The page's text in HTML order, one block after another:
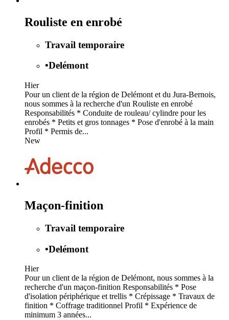
Rouliste en enrobé
Travail temporaire
•Delémont
Hier
Pour un client de la région de Delémont et du Jura-Bernois,
nous sommes à la recherche d'un Rouliste en enrobé
Responsabilités * Conduite de rouleau/ cylindre pour les
enrobés * Petits et gros tonnages * Pose d'enrobé à la main
Profil * Permis de...
New
Maçon-finition
Travail temporaire
•Delémont
Hier
Pour un client de la région de Delémont, nous sommes à la
recherche d'un maçon-finition Responsabilités * Pose
d'isolation périphérique et trellis * Crépissage * Travaux de
finition * Coffrage traditionnel Profil * Expérience de
minimum 3 années...